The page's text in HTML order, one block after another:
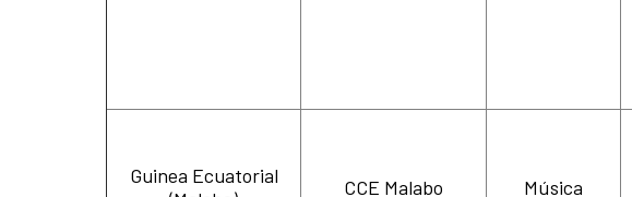
Guinea Ecuatorial
CCE Malabo Música